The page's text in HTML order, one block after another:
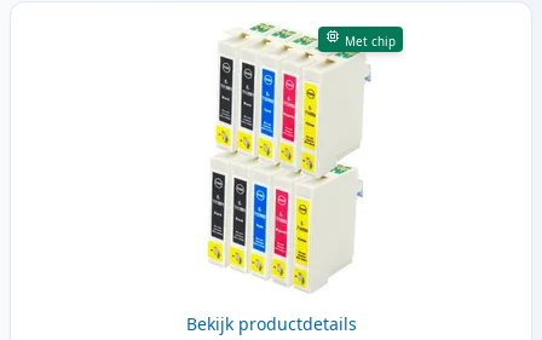
Producten
Met chip
Bekijk productdetails